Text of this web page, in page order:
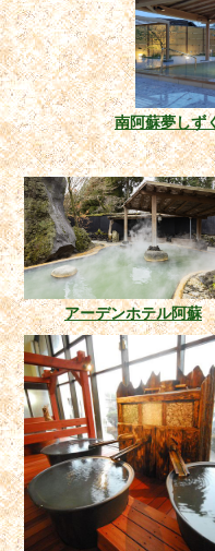
南阿蘇夢し
アーデンホテル阿蘇